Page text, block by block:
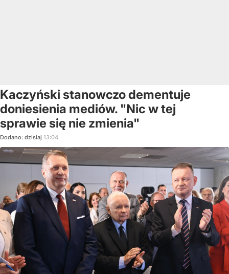
Kaczyński stanowczo dementuje
doniesienia mediów. "Nic w tej
sprawie się nie zmienia"
Dodano: dzisiaj 13:04